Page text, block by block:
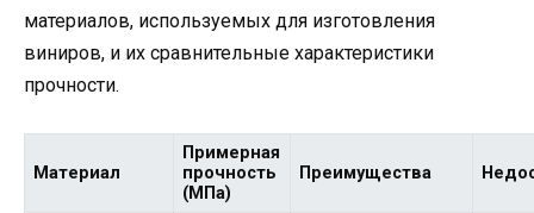
материалов, используемых для изготовления
виниров, и их сравнительные характеристики
прочности.
Материал
Примерная
прочность
(МПа)
Преимущества